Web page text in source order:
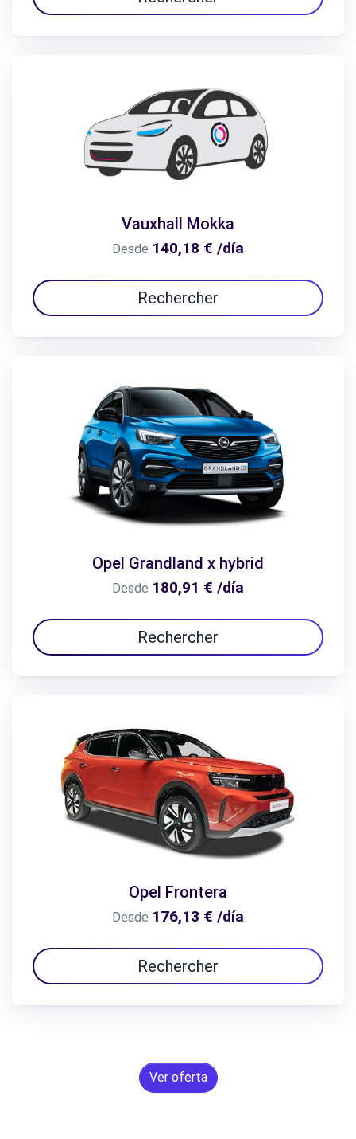
Vauxhall Mokka
Desde 140,18 € /día
Rechercher
Opel Grandland x hybrid
Desde 180,91 € /día
Rechercher
Opel Frontera
Desde 176,13 € /día
Rechercher
Ver oferta